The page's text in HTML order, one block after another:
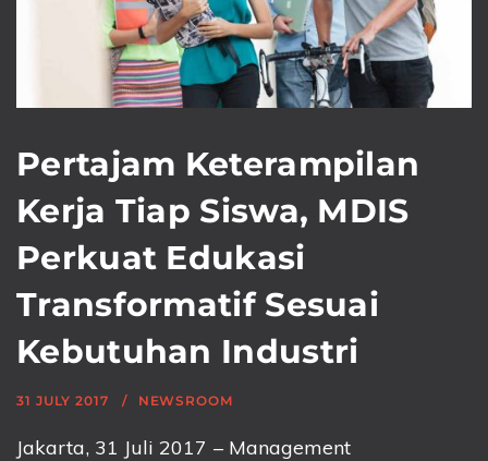
Pertajam Keterampilan
Kerja Tiap Siswa, MDIS
Perkuat Edukasi
Transformatif Sesuai
Kebutuhan Industri
31 JULY 2017 NEWSROOM
Jakarta, 31 Juli 2017 – Management